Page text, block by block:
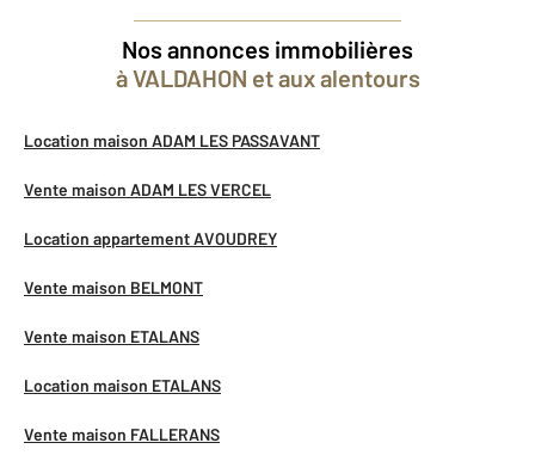
Nos annonces immobilières
à VALDAHON et aux alentours
Location maison ADAM LES PASSAVANT
Vente maison ADAM LES VERCEL
Location appartement AVOUDREY
Vente maison BELMONT
Vente maison ETALANS
Location maison ETALANS
Vente maison FALLERANS